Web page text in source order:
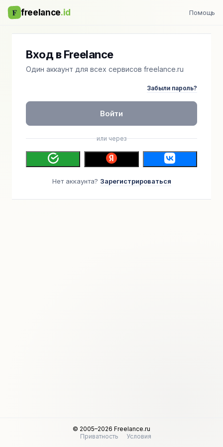
F freelance.id Помощь
Вход в Freelance
Один аккаунт для всех сервисов freelance.ru
Забыли пароль?
Войти
или через
Нет аккаунта? Зарегистрироваться
© 2005–2026 Freelance.ru
Приватность
Условия